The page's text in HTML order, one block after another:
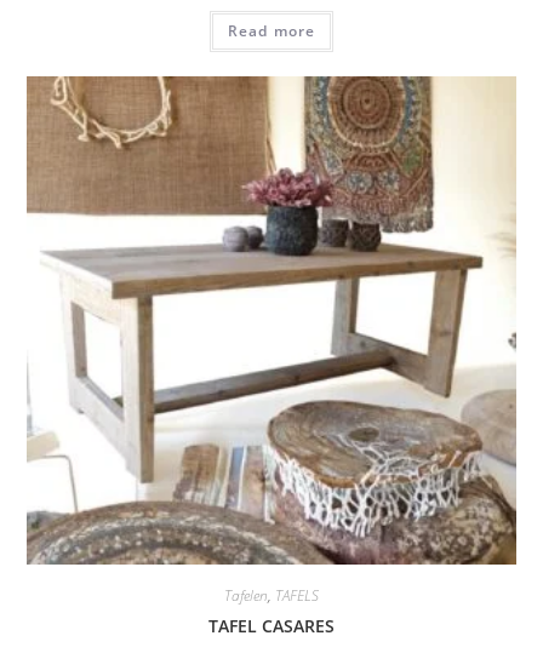
Read more
Tafelen, TAFELS
TAFEL CASARES